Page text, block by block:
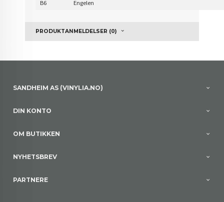
B6
Engelen
PRODUKTANMELDELSER (0)
SANDHEIM AS (VINYLIA.NO)
DIN KONTO
OM BUTIKKEN
NYHETSBREV
PARTNERE